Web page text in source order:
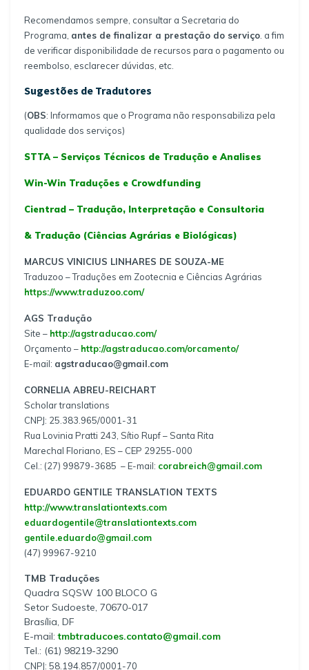
Recomendamos sempre, consultar a Secretaria do
Programa, antes de finalizar a prestação do serviço . a fim
de verificar disponibilidade de recursos para o pagamento ou
reembolso, esclarecer dúvidas, etc.
Sugestões de Tradutores
(OBS: Informamos que o Programa não responsabiliza pela
qualidade dos serviços)
STTA – Serviços Técnicos de Tradução e Analises
Win-Win Traduções e Crowdfunding
Cientrad – Tradução, Interpretação e Consultoria
& Tradução (Ciências Agrárias e Biológicas)
MARCUS VINICIUS LINHARES DE SOUZA-ME
Traduzoo – Traduções em Zootecnia e Ciências Agrárias
https://www.traduzoo.com/
AGS Tradução
Site – http://agstraducao.com/
Orçamento – http://agstraducao.com/orcamento/
E-mail: agstraducao@gmail.com
CORNELIA ABREU-REICHART
Scholar translations
CNPJ: 25.383.965/0001-31
Rua Lovinia Pratti 243, Sítio Rupf – Santa Rita
Marechal Floriano, ES – CEP 29255-000
Cel.: (27) 99879-3685 – E-mail: corabreich@gmail.com
EDUARDO GENTILE TRANSLATION TEXTS
http://www.translationtexts.com
eduardogentile@translationtexts.com
gentile.eduardo@gmail.com
(47) 99967-9210
TMB Traduções
Quadra SQSW 100 BLOCO G
Setor Sudoeste, 70670-017
Brasília, DF
E-mail:tmbtraducoes.contato@gmail.com
Tel.: (61) 98219-3290
CNPJ: 58.194.857/0001-70